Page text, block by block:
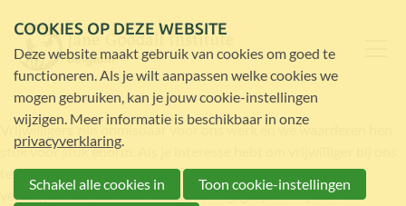
Vrijwilligers zijn onmisbaar voor ons werk en we waarderen hen
stuk voor stuk enorm. Als je interesse hebt om vrijwilliger bij ons
te worden, kun je je hieronder aanmelden; we nodigen je
vervolgens uit voor een kennismakingsgesprek. Tijdens dit
COOKIES OP DEZE WEBSITE
Deze website maakt gebruik van cookies om goed te
functioneren. Als je wilt aanpassen welke cookies we
mogen gebruiken, kan je jouw cookie-instellingen
wijzigen. Meer informatie is beschikbaar in onze
privacyverklaring.
Schakel alle cookies in
Toon cookie-instellingen